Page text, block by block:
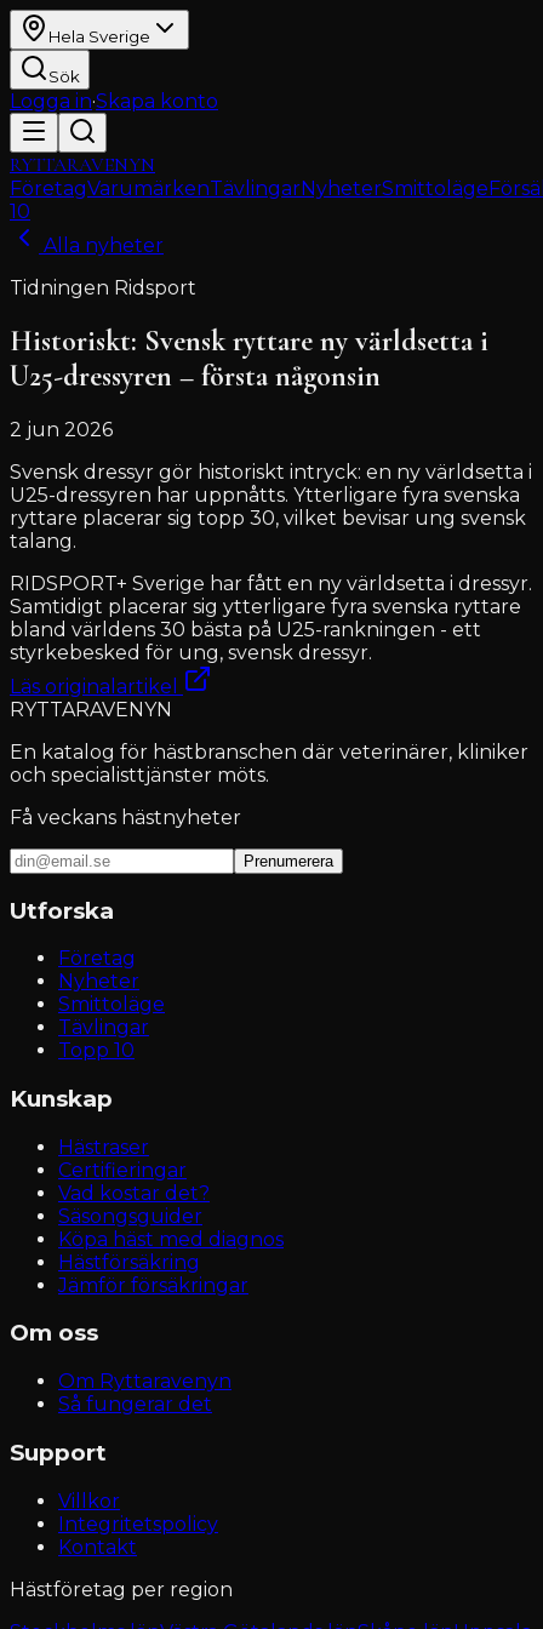
Hela Sverige
Sök
Logga in·Skapa konto
RYTTARAVENYN
FöretagVarumärkenTävlingarNyheterSmittoläge
10
Alla nyheter
Tidningen Ridsport
Historiskt: Svensk ryttare ny världsetta i
U25-dressyren – första någonsin
2 jun 2026
Svensk dressyr gör historiskt intryck: en ny världsetta i
U25-dressyren har uppnåtts. Ytterligare fyra svenska
ryttare placerar sig topp 30, vilket bevisar ung svensk
talang.
RIDSPORT+ Sverige har fått en ny världsetta i dressyr.
Samtidigt placerar sig ytterligare fyra svenska ryttare
bland världens 30 bästa på U25-rankningen - ett
styrkebesked för ung, svensk dressyr.
Läs originalartikel
RYTTARAVENYN
En katalog för hästbranschen där veterinärer, kliniker
och specialisttjänster möts.
Få veckans hästnyheter
Prenumerera
Utforska
Företag
Nyheter
Smittoläge
Tävlingar
Topp 10
Kunskap
Hästraser
Certifieringar
Vad kostar det?
Säsongsguider
Köpa häst med diagnos
Hästförsäkring
Jämför försäkringar
Om oss
Om Ryttaravenyn
Så fungerar det
Support
Villkor
Integritetspolicy
Kontakt
Hästföretag per region